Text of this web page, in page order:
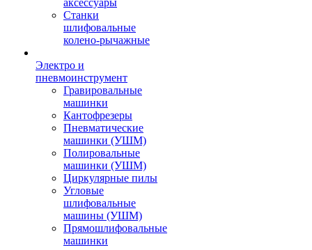
аксессуары
Станки
шлифовальные
колено-рычажные
Электро и
пневмоинструмент
Гравировальные
машинки
Кантофрезеры
Пневматические
машинки (УШМ)
Полировальные
машинки (УШМ)
Циркулярные пилы
Угловые
шлифовальные
машины (УШМ)
Прямошлифовальные
машинки